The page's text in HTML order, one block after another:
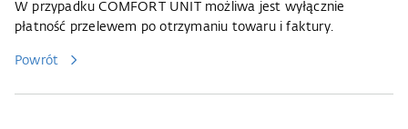
W przypadku COMFORT UNIT możliwa jest wyłącznie
płatność przelewem po otrzymaniu towaru i faktury.
Powrót